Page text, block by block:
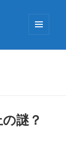
ーとウ
謎？